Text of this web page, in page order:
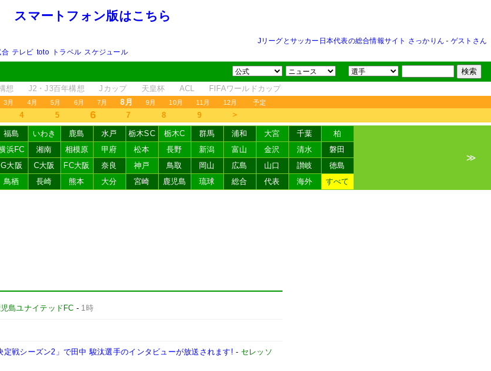
スマートフォン版はこちら
Jリーグとサッカー日本代表の総合情報サイト さっかりん - ゲストさん
合 テレビ toto トラベル スケジュール
想 J2・J3百年構想 Jカップ 天皇杯 ACL FIFAワールドカップ
3月 4月 5月 6月 7月 8月 9月 10月 11月 12月 予定
4 5 6 7 8 9 ＞
福島 いわき 鹿島 水戸 栃木SC 栃木C 群馬 浦和 大宮 千葉
柏
浜FC 湘南 相模原 甲府 松本 長野 新潟 富山 金沢 清水
磐田
G大阪 C大阪 FC大阪 奈良 神戸 鳥取 岡山 広島 山口 讃岐
徳島
鳥栖 長崎 熊本 大分 宮崎 鹿児島 琉球 総合 代表 海外 すべて
≫
島ユナイテッドFC - 1時
戦シーズン2」で田中 駿汰選手のインタビューが放送されます! - セレッソ